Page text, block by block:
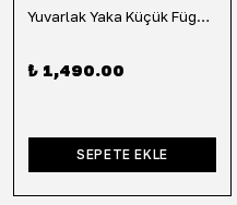
Yuvarlak Yaka Küçük Fügür Detaylı Tişört-Siyah
₺ 1,490.00
SEPETE EKLE